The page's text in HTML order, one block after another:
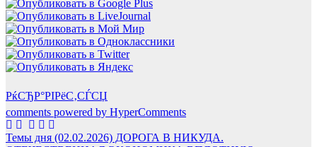
РќСЂР°РІРёС‚СЃСЏ
comments powered by HyperComments
Навигация
Темы дня (02.02.2026) ДОРОГА В НИКУДА.